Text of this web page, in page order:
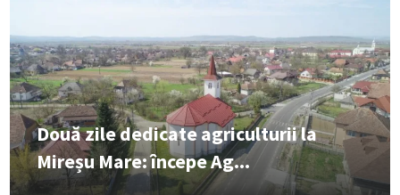
Două zile dedicate agriculturii la
Mireșu Mare: începe Ag...